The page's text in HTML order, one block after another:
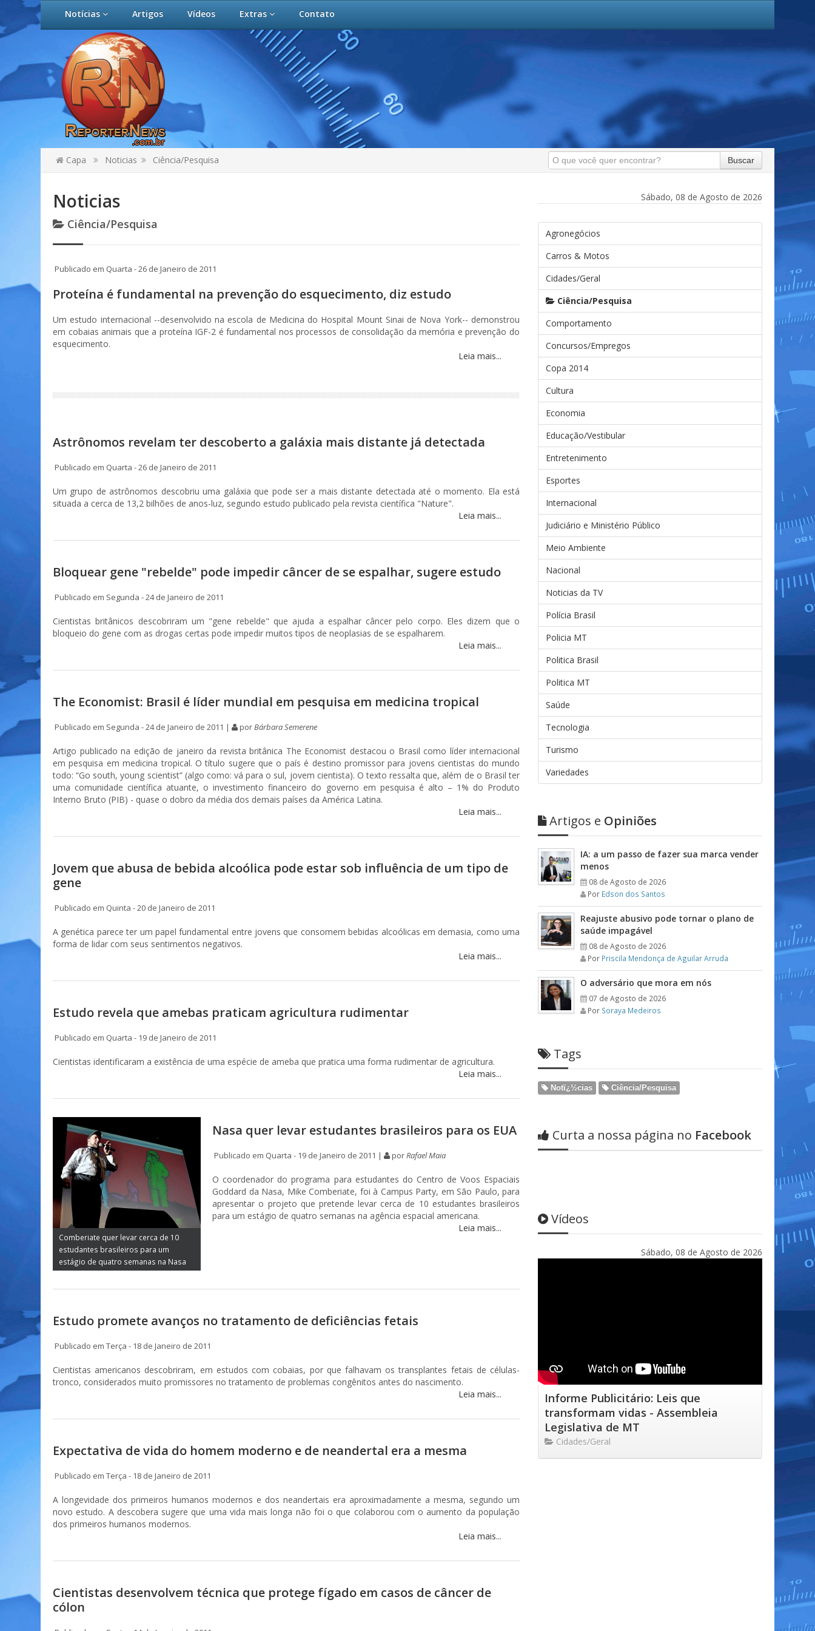
Notícias Artigos Vídeos Extras Contato
Capa Noticias Ciência/Pesquisa Buscar
Noticias
Ciência/Pesquisa
Publicado em Quarta - 26 de Janeiro de 2011
Proteína é fundamental na prevenção do esquecimento, diz estudo
Um estudo internacional --desenvolvido na escola de Medicina do Hospital Mount Sinai de Nova York-- demonstrou
em cobaias animais que a proteína IGF-2 é fundamental nos processos de consolidação da memória e prevenção do
esquecimento.
Leia mais...
Astrônomos revelam ter descoberto a galáxia mais distante já detectada
Publicado em Quarta - 26 de Janeiro de 2011
Um grupo de astrônomos descobriu uma galáxia que pode ser a mais distante detectada até o momento. Ela está
situada a cerca de 13,2 bilhões de anos-luz, segundo estudo publicado pela revista científica "Nature".
Leia mais...
Bloquear gene "rebelde" pode impedir câncer de se espalhar, sugere estudo
Publicado em Segunda - 24 de Janeiro de 2011
Cientistas britânicos descobriram um "gene rebelde" que ajuda a espalhar câncer pelo corpo. Eles dizem que o
bloqueio do gene com as drogas certas pode impedir muitos tipos de neoplasias de se espalharem.
Leia mais...
The Economist: Brasil é líder mundial em pesquisa em medicina tropical
Publicado em Segunda - 24 de Janeiro de 2011 | porBárbara Semerene
Artigo publicado na edição de janeiro da revista britânica The Economist destacou o Brasil como líder internacional
em pesquisa em medicina tropical. O título sugere que o país é destino promissor para jovens cientistas do mundo
todo: “Go south, young scientist” (algo como: vá para o sul, jovem cientista). O texto ressalta que, além de o Brasil ter
uma comunidade científica atuante, o investimento financeiro do governo em pesquisa é alto – 1% do Produto
Interno Bruto (PIB) - quase o dobro da média dos demais países da América Latina.
Leia mais...
Jovem que abusa de bebida alcoólica pode estar sob influência de um tipo de
gene
Publicado em Quinta - 20 de Janeiro de 2011
A genética parece ter um papel fundamental entre jovens que consomem bebidas alcoólicas em demasia, como uma
forma de lidar com seus sentimentos negativos.
Leia mais...
Estudo revela que amebas praticam agricultura rudimentar
Publicado em Quarta - 19 de Janeiro de 2011
Cientistas identificaram a existência de uma espécie de ameba que pratica uma forma rudimentar de agricultura.
Leia mais...
Comberiate quer levar cerca de 10
estudantes brasileiros para um
estágio de quatro semanas na Nasa
Nasa quer levar estudantes brasileiros para os EUA
Publicado em Quarta - 19 de Janeiro de 2011 | porRafael Maia
O coordenador do programa para estudantes do Centro de Voos Espaciais
Goddard da Nasa, Mike Comberiate, foi à Campus Party, em São Paulo, para
apresentar o projeto que pretende levar cerca de 10 estudantes brasileiros
para um estágio de quatro semanas na agência espacial americana.
Leia mais...
Estudo promete avanços no tratamento de deficiências fetais
Publicado em Terça - 18 de Janeiro de 2011
Cientistas americanos descobriram, em estudos com cobaias, por que falhavam os transplantes fetais de células-
tronco, considerados muito promissores no tratamento de problemas congênitos antes do nascimento.
Leia mais...
Expectativa de vida do homem moderno e de neandertal era a mesma
Publicado em Terça - 18 de Janeiro de 2011
A longevidade dos primeiros humanos modernos e dos neandertais era aproximadamente a mesma, segundo um
novo estudo. A descobera sugere que uma vida mais longa não foi o que colaborou com o aumento da população
dos primeiros humanos modernos.
Leia mais...
Cientistas desenvolvem técnica que protege fígado em casos de câncer de
cólon
Sábado, 08 de Agosto de 2026
Agronegócios
Carros & Motos
Cidades/Geral
Ciência/Pesquisa
Comportamento
Concursos/Empregos
Copa 2014
Cultura
Economia
Educação/Vestibular
Entretenimento
Esportes
Internacional
Judiciário e Ministério Público
Meio Ambiente
Nacional
Noticias da TV
Polícia Brasil
Policia MT
Politica Brasil
Politica MT
Saúde
Tecnologia
Turismo
Variedades
Artigos e Opiniões
IA: a um passo de fazer sua marca vender
menos
08 de Agosto de 2026
Por Edson dos Santos
Reajuste abusivo pode tornar o plano de
saúde impagável
08 de Agosto de 2026
Por Priscila Mendonça de Aguilar Arruda
O adversário que mora em nós
07 de Agosto de 2026
Por Soraya Medeiros
Tags
Notï¿½cias Ciência/Pesquisa
Curta a nossa página no Facebook
Vídeos
Sábado, 08 de Agosto de 2026
Informe Publicitário: Leis que
transformam vidas - Assembleia
Legislativa de MT
Cidades/Geral